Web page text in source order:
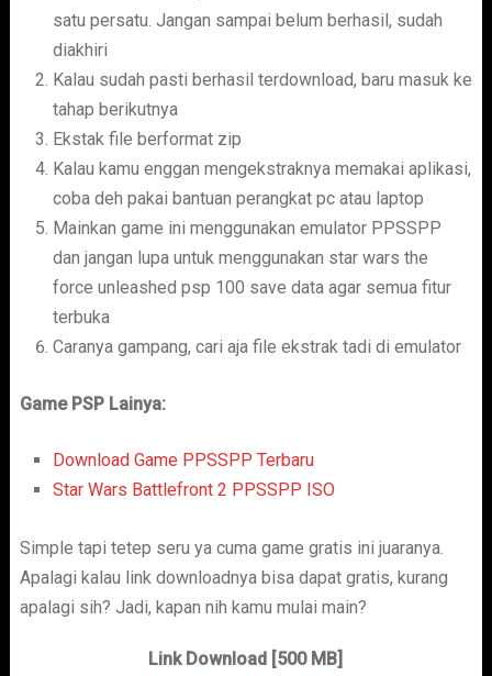
satu persatu. Jangan sampai belum berhasil, sudah
diakhiri
Kalau sudah pasti berhasil terdownload, baru masuk ke
tahap berikutnya
Ekstak file berformat zip
Kalau kamu enggan mengekstraknya memakai aplikasi,
coba deh pakai bantuan perangkat pc atau laptop
Mainkan game ini menggunakan emulator PPSSPP
dan jangan lupa untuk menggunakan star wars the
force unleashed psp 100 save data agar semua fitur
terbuka
Caranya gampang, cari aja file ekstrak tadi di emulator
Game PSP Lainya:
Download Game PPSSPP Terbaru
Star Wars Battlefront 2 PPSSPP ISO
Simple tapi tetep seru ya cuma game gratis ini juaranya.
Apalagi kalau link downloadnya bisa dapat gratis, kurang
apalagi sih? Jadi, kapan nih kamu mulai main?
Link Download [500 MB]